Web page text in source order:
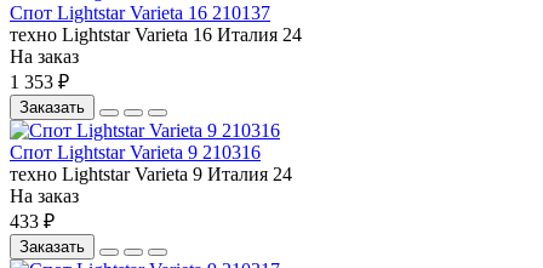
Спот Lightstar Varieta 16 210137
техно Lightstar Varieta 16 Италия 24
На заказ
1 353 ₽
Заказать
Спот Lightstar Varieta 9 210316
техно Lightstar Varieta 9 Италия 24
На заказ
433 ₽
Заказать